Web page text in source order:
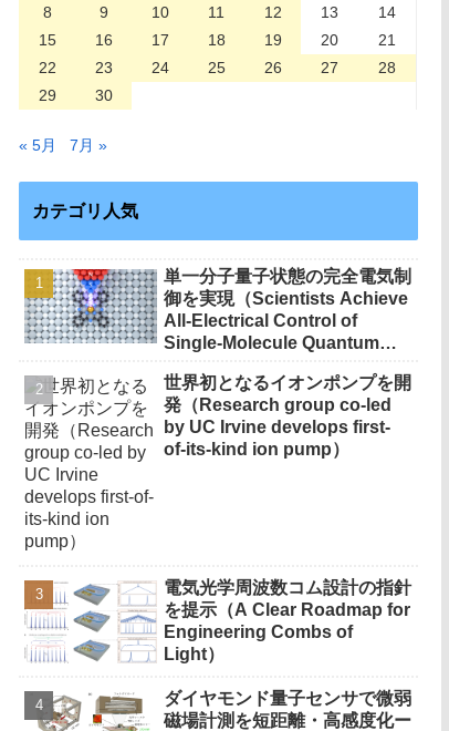
8
9 10 11 12 13
14
15
16 17 18 19 20
21
22
23 24 25 26 27
28
29
30
« 5月 7月 »
カテゴリ人気
単一分子量子状態の完全電気制
御を実現（Scientists Achieve
All-Electrical Control of
Single-Molecule Quantum
世界初となるイオンポンプを開
発（Research group co-led
by UC Irvine develops first-
of-its-kind ion pump）
電気光学周波数コム設計の指針
を提示（A Clear Roadmap for
Engineering Combs of
Light）
ダイヤモンド量子センサで微弱
磁場計測を短距離・高感度化ー